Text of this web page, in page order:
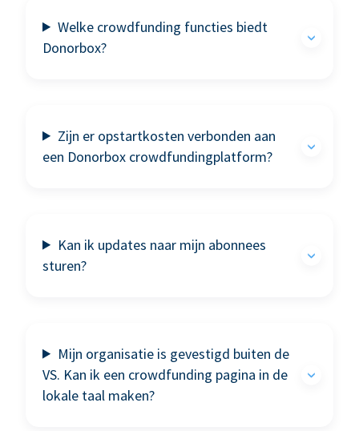
Welke crowdfunding functies biedt
Donorbox?
Zijn er opstartkosten verbonden aan
een Donorbox crowdfundingplatform?
Kan ik updates naar mijn abonnees
sturen?
Mijn organisatie is gevestigd buiten de
VS. Kan ik een crowdfunding pagina in de
lokale taal maken?